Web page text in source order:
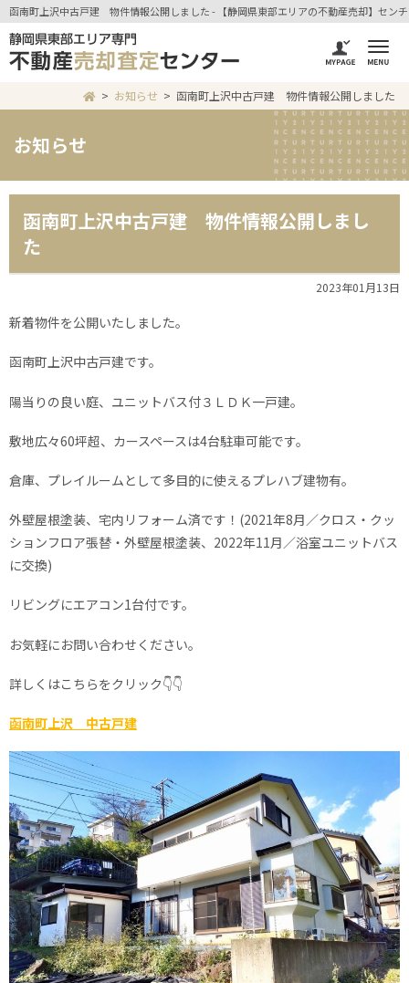
函南町上沢中古戸建 物件情報公開しました - 【静岡県東部エリアの不動産売却】セン
お知らせ 函南町上沢中古戸建 物件情報公開しました
お知らせ
函南町上沢中古戸建 物件情報公開しまし
た
2023年01月13日
新着物件を公開いたしました。
函南町上沢中古戸建です。
陽当りの良い庭、ユニットバス付３ＬＤＫ一戸建。
敷地広々60坪超、カースペースは4台駐車可能です。
倉庫、プレイルームとして多目的に使えるプレハブ建物有。
外壁屋根塗装、宅内リフォーム済です！(2021年8月／クロス・クッ
ションフロア張替・外壁屋根塗装、2022年11月／浴室ユニットバス
に交換)
リビングにエアコン1台付です。
お気軽にお問い合わせください。
詳しくはこちらをクリック👇👇
函南町上沢 中古戸建